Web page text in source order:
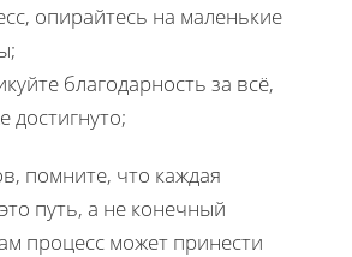
опирайтесь на маленькие
благодарность за всё,
достигнуто;
помните, что каждая
путь, а не конечный
процесс может принести